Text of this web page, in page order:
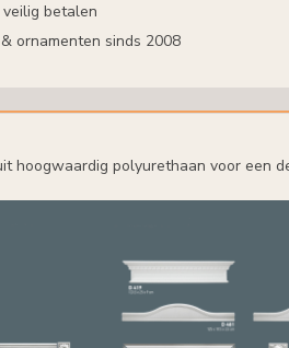
betalen
& ornamenten sinds 2008
hoogwaardig polyurethaan voor een